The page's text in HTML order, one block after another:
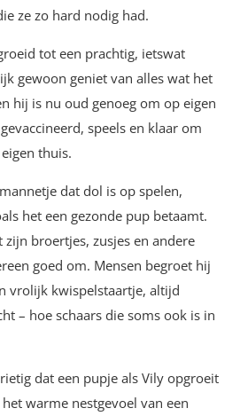
ze zo hard nodig had.
tot een prachtig, ietswat
gewoon geniet van alles wat het
hij is nu oud genoeg om op eigen
speels en klaar om
thuis.
dat dol is op spelen,
het een gezonde pup betaamt.
broertjes, zusjes en andere
goed om. Mensen begroet hij
vrolijk kwispelstaartje, altijd
– hoe schaars die soms ook is in
dat een pupje als Vily opgroeit
warme nestgevoel van een